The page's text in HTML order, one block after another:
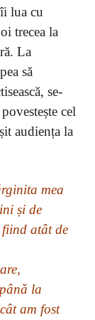
lua cu
trecea la
La
să
se-
cel
audiența la
mea
și de
atât de
la
am fost